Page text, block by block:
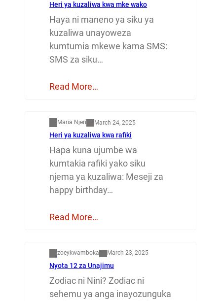
Heri ya kuzaliwa kwa mke wako
Haya ni maneno ya siku ya
kuzaliwa unayoweza
kumtumia mkewe kama SMS:
SMS za siku…
Read More…
Maria Njeri March 24, 2025
Heri ya kuzaliwa kwa rafiki
Hapa kuna ujumbe wa
kumtakia rafiki yako siku
njema ya kuzaliwa: Meseji za
happy birthday…
Read More…
zoeykwamboka March 23, 2025
Nyota 12 za Unajimu
Zodiac ni Nini? Zodiac ni
sehemu ya anga inayozunguka